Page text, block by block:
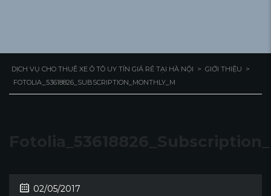
DỊCH VỤ CHO THUÊ XE Ô TÔ UY TÍN GIÁ RẺ TẠI HÀ NỘI > GIỚI THIỆU >
FOTOLIA_53618826_SUBSCRIPTION_MONTHLY_M
02/05/2017